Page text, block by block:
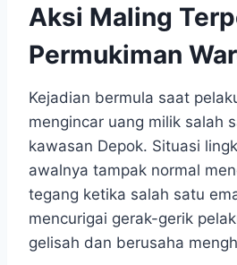
Aksi Maling
Permukiman
Kejadian bermula saat
mengincar uang milik salah
kawasan Depok. Situasi
awalnya tampak normal
tegang ketika salah satu
mencurigai gerak-gerik
gelisah dan berusaha